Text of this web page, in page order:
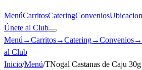
MenúCarritosCateringConvenios
Únete al Club
Menú →Carritos→Catering→Convenios→
al Club
Inicio/Menú/TNogal Castanas de Caju 30g